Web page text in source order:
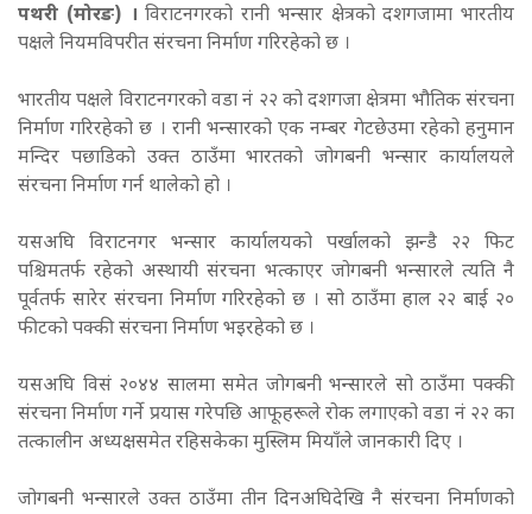
पथरी (मोरङ) ।विराटनगरको रानी भन्सार क्षेत्रको दशगजामा भारतीय
पक्षले नियमविपरीत संरचना निर्माण गरिरहेको छ ।
भारतीय पक्षले विराटनगरको वडा नं २२ को दशगजा क्षेत्रमा भौतिक संरचना
निर्माण गरिरहेको छ । रानी भन्सारको एक नम्बर गेटछेउमा रहेको हनुमान
मन्दिर पछाडिको उक्त ठाउँमा भारतको जोगबनी भन्सार कार्यालयले
संरचना निर्माण गर्न थालेको हो ।
यसअघि विराटनगर भन्सार कार्यालयको पर्खालको झन्डै २२ फिट
पश्चिमतर्फ रहेको अस्थायी संरचना भत्काएर जोगबनी भन्सारले त्यति नै
पूर्वतर्फ सारेर संरचना निर्माण गरिरहेको छ । सो ठाउँमा हाल २२ बाई २०
फीटको पक्की संरचना निर्माण भइरहेको छ ।
यसअघि विसं २०४४ सालमा समेत जोगबनी भन्सारले सो ठाउँमा पक्की
संरचना निर्माण गर्ने प्रयास गरेपछि आफूहरूले रोक लगाएको वडा नं २२ का
तत्कालीन अध्यक्षसमेत रहिसकेका मुस्लिम मियाँले जानकारी दिए ।
जोगबनी भन्सारले उक्त ठाउँमा तीन दिनअघिदेखि नै संरचना निर्माणको